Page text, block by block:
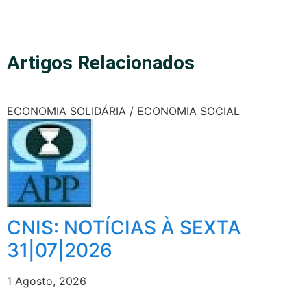
Artigos Relacionados
ECONOMIA SOLIDÁRIA / ECONOMIA SOCIAL
CNIS: NOTÍCIAS À SEXTA
31|07|2026
1 Agosto, 2026